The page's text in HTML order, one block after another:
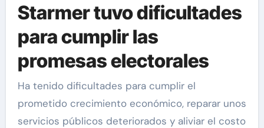
Starmer tuvo dificultades
para cumplir las
promesas electorales
Ha tenido dificultades para cumplir el
prometido crecimiento económico, reparar unos
servicios públicos deteriorados y aliviar el costo